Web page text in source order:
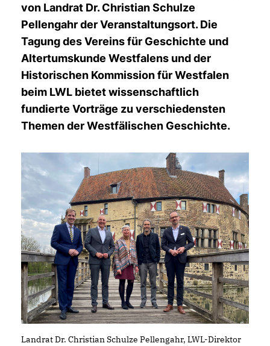
von Landrat Dr. Christian Schulze
Pellengahr der Veranstaltungsort. Die
Tagung des Vereins für Geschichte und
Altertumskunde Westfalens und der
Historischen Kommission für Westfalen
beim LWL bietet wissenschaftlich
fundierte Vorträge zu verschiedensten
Themen der Westfälischen Geschichte.
Landrat Dr. Christian Schulze Pellengahr, LWL-Direktor